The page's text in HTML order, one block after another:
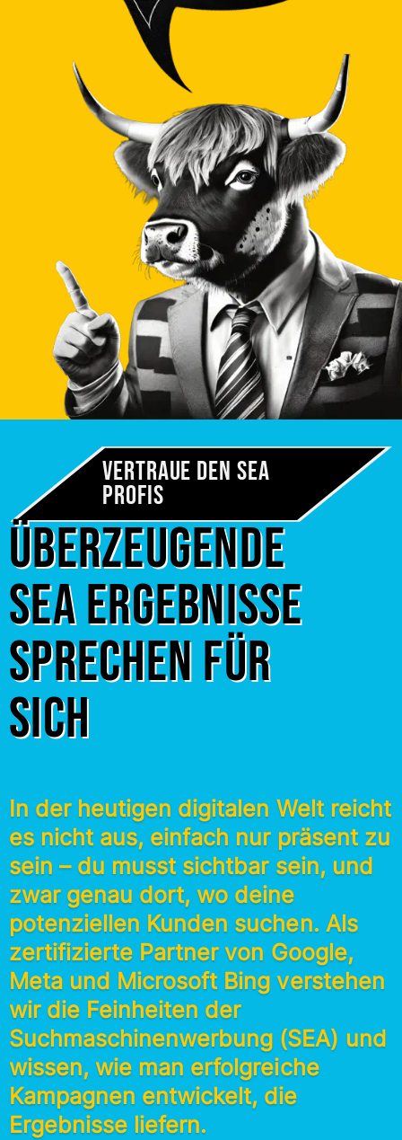
In der heutigen digitalen Welt reicht
es nicht aus, einfach nur präsent zu
sein – du musst sichtbar sein, und
zwar genau dort, wo deine
potenziellen Kunden suchen. Als
zertifizierte Partner von Google,
Meta und Microsoft Bing verstehen
wir die Feinheiten der
Suchmaschinenwerbung (SEA) und
wissen, wie man erfolgreiche
Kampagnen entwickelt, die
Ergebnisse liefern.
Vertraue den SEA
Profis
Überzeugende
SEA Ergebnisse
sprechen für
sich